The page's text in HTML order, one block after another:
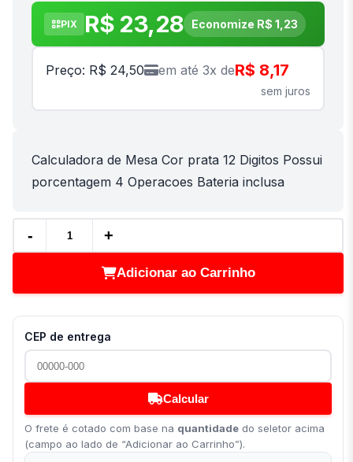
PIX R$ 23,28 Economize R$ 1,23
Preço: R$ 24,50 em até 3x deR$ 8,17
sem juros
Calculadora de Mesa Cor prata 12 Digitos Possui
porcentagem 4 Operacoes Bateria inclusa
- +
Adicionar ao Carrinho
CEP de entrega
Calcular
O frete é cotado com base na quantidade do seletor acima
(campo ao lado de “Adicionar ao Carrinho”).